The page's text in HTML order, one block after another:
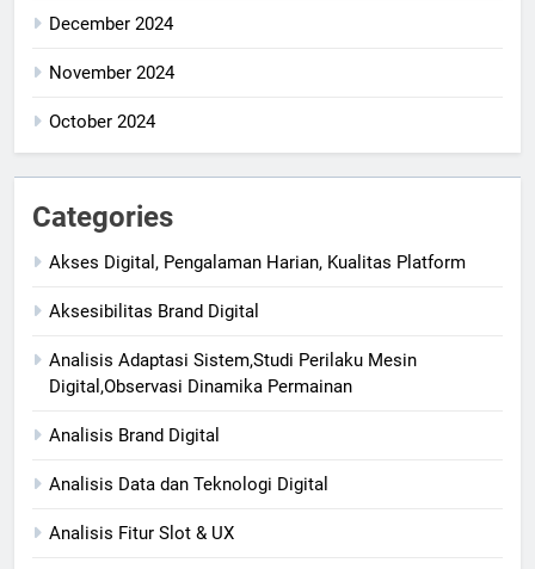
December 2024
November 2024
October 2024
Categories
Akses Digital, Pengalaman Harian, Kualitas Platform
Aksesibilitas Brand Digital
Analisis Adaptasi Sistem,Studi Perilaku Mesin
Digital,Observasi Dinamika Permainan
Analisis Brand Digital
Analisis Data dan Teknologi Digital
Analisis Fitur Slot & UX